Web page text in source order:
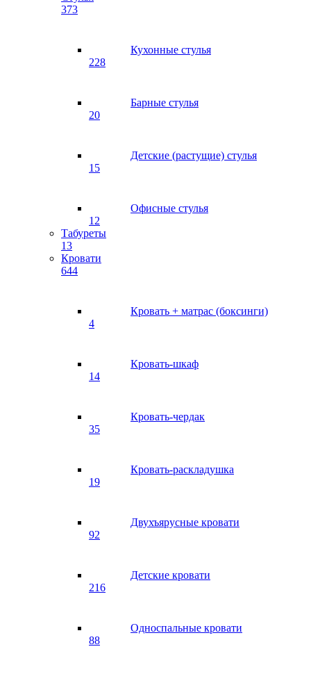
373
Кухонные стулья
228
Барные стулья
20
Детские (растущие) стулья
15
Офисные стулья
12
Табуреты
13
Кровати
644
Кровать + матрас (боксинги)
4
Кровать-шкаф
14
Кровать-чердак
35
Кровать-раскладушка
19
Двухъярусные кровати
92
Детские кровати
216
Односпальные кровати
88